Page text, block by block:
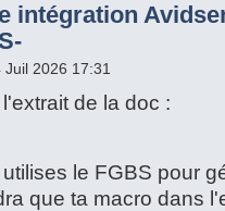
intégration
Juil 2026 17:31
de la doc :
le FGBS pour
que ta macro dans